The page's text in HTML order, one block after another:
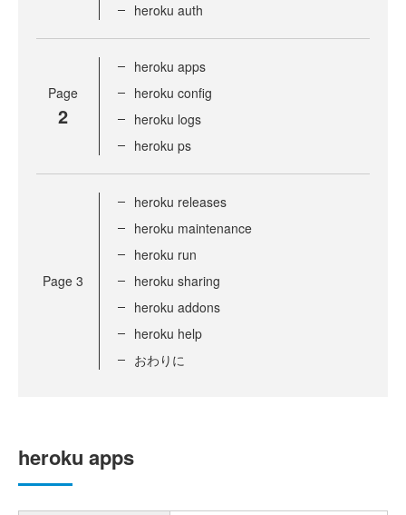
heroku auth
Page
2
heroku apps
heroku config
heroku logs
heroku ps
Page 3
heroku releases
heroku maintenance
heroku run
heroku sharing
heroku addons
heroku help
おわりに
heroku apps